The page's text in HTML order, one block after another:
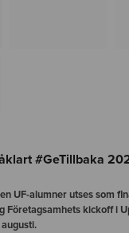
#GeTillbaka
UF-alumner utses som
Företagsamhets kickoff i